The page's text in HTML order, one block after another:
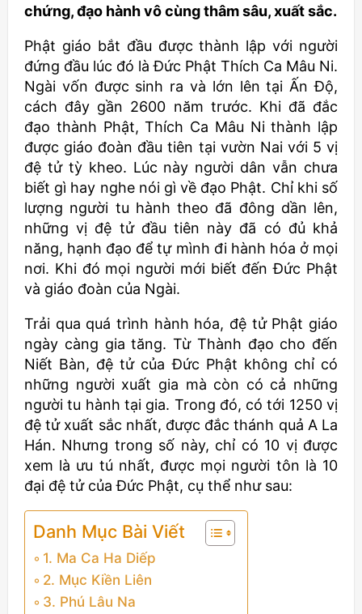
chứng, đạo hành vô cùng thâm sâu, xuất sắc.
Phật giáo bắt đầu được thành lập với người
đứng đầu lúc đó là Đức Phật Thích Ca Mâu Ni.
Ngài vốn được sinh ra và lớn lên tại Ấn Độ,
cách đây gần 2600 năm trước. Khi đã đắc
đạo thành Phật, Thích Ca Mâu Ni thành lập
được giáo đoàn đầu tiên tại vườn Nai với 5 vị
đệ tử tỳ kheo. Lúc này người dân vẫn chưa
biết gì hay nghe nói gì về đạo Phật. Chỉ khi số
lượng người tu hành theo đã đông dần lên,
những vị đệ tử đầu tiên này đã có đủ khả
năng, hạnh đạo để tự mình đi hành hóa ở mọi
nơi. Khi đó mọi người mới biết đến Đức Phật
và giáo đoàn của Ngài.
Trải qua quá trình hành hóa, đệ tử Phật giáo
ngày càng gia tăng. Từ Thành đạo cho đến
Niết Bàn, đệ tử của Đức Phật không chỉ có
những người xuất gia mà còn có cả những
người tu hành tại gia. Trong đó, có tới 1250 vị
đệ tử xuất sắc nhất, được đắc thánh quả A La
Hán. Nhưng trong số này, chỉ có 10 vị được
xem là ưu tú nhất, được mọi người tôn là 10
đại đệ tử của Đức Phật, cụ thể như sau:
Danh Mục Bài Viết
1. Ma Ca Ha Diếp
2. Mục Kiền Liên
3. Phú Lâu Na